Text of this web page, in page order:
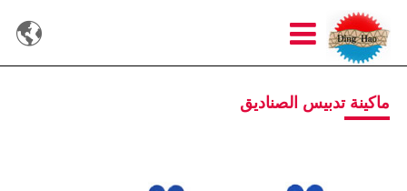

ماكينة تدبيس الصناديق